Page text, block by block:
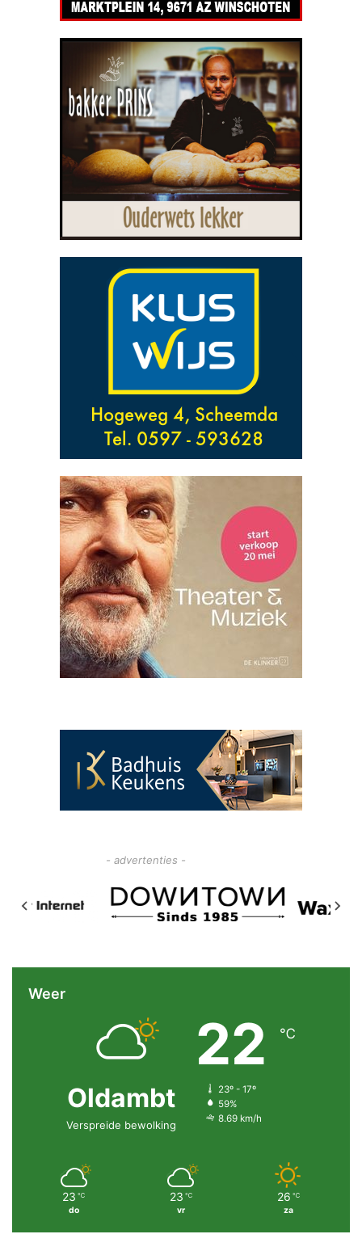
- advertenties -
Weer
Oldambt
Verspreide bewolking
22 ℃
23º - 17º
59%
8.69 km/h
23 ℃
do
23 ℃
vr
26 ℃
za